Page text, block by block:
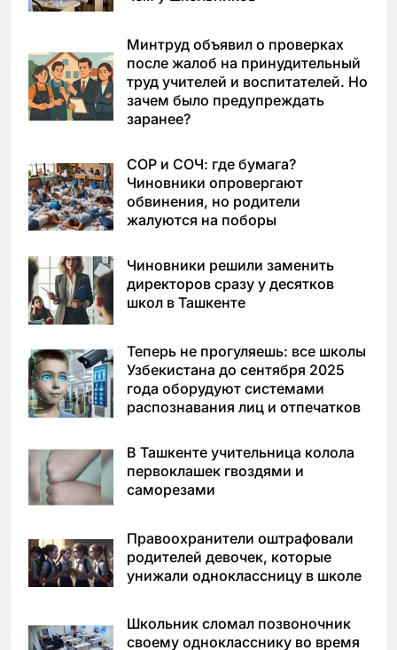
Минтруд объявил о проверках
после жалоб на принудительный
труд учителей и воспитателей. Но
зачем было предупреждать
заранее?
СОР и СОЧ: где бумага?
Чиновники опровергают
обвинения, но родители
жалуются на поборы
Чиновники решили заменить
директоров сразу у десятков
школ в Ташкенте
Теперь не прогуляешь: все школы
Узбекистана до сентября 2025
года оборудуют системами
распознавания лиц и отпечатков
В Ташкенте учительница колола
первоклашек гвоздями и
саморезами
Правоохранители оштрафовали
родителей девочек, которые
унижали одноклассницу в школе
Школьник сломал позвоночник
своему однокласснику во время